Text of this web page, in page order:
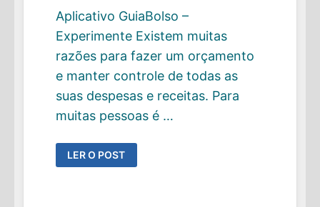
Aplicativo GuiaBolso –
Experimente Existem muitas
razões para fazer um orçamento
e manter controle de todas as
suas despesas e receitas. Para
muitas pessoas é …
POR
QUE
VOCÊ
LER O POST